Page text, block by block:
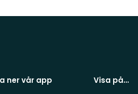
ner vår app Visa på…